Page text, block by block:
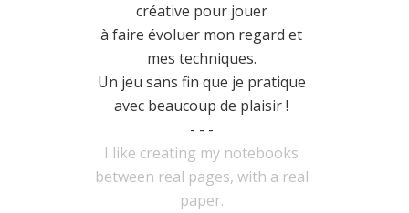
créative pour jouer
à faire évoluer mon regard et
mes techniques.
Un jeu sans fin que je pratique
avec beaucoup de plaisir !
- - -
I like creating my notebooks
between real pages, with a real
paper.